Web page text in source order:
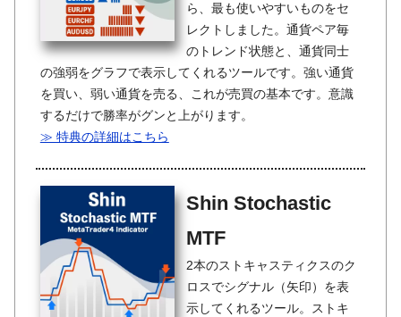
ら、最も使いやすいものをセ
レクトしました。通貨ペア毎
のトレンド状態と、通貨同士
の強弱をグラフで表示してくれるツールです。強い通貨
を買い、弱い通貨を売る、これが売買の基本です。意識
するだけで勝率がグンと上がります。
≫ 特典の詳細はこちら
Shin Stochastic
MTF
2本のストキャスティクスのク
ロスでシグナル（矢印）を表
示してくれるツール。ストキ